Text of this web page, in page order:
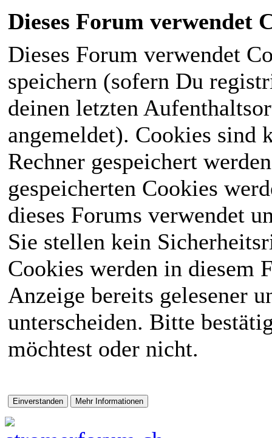
Dieses Forum verwendet
Dieses Forum verwendet
speichern (sofern Du
deinen letzten
angemeldet). Cookies sind
Rechner gespeichert
gespeicherten Cookies
dieses Forums verwendet
Sie stellen kein
Cookies werden in diesem
Anzeige bereits gelesener
unterscheiden. Bitte
möchtest oder nicht.